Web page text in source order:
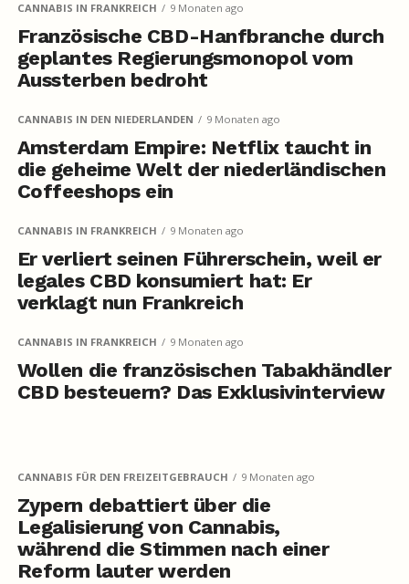
CANNABIS IN FRANKREICH 9 Monaten ago
Französische CBD-Hanfbranche durch
geplantes Regierungsmonopol vom
Aussterben bedroht
CANNABIS IN DEN NIEDERLANDEN 9 Monaten ago
Amsterdam Empire: Netflix taucht in
die geheime Welt der niederländischen
Coffeeshops ein
CANNABIS IN FRANKREICH 9 Monaten ago
Er verliert seinen Führerschein, weil er
legales CBD konsumiert hat: Er
verklagt nun Frankreich
CANNABIS IN FRANKREICH 9 Monaten ago
Wollen die französischen Tabakhändler
CBD besteuern? Das Exklusivinterview
CANNABIS FÜR DEN FREIZEITGEBRAUCH 9 Monaten ago
Zypern debattiert über die
Legalisierung von Cannabis,
während die Stimmen nach einer
Reform lauter werden